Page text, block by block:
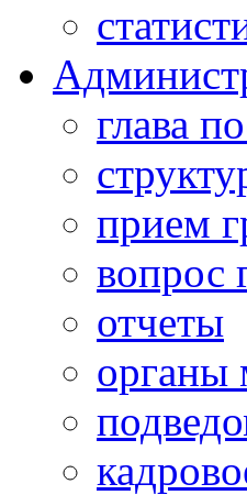
глава
прием
вопрос
отчеты
органы